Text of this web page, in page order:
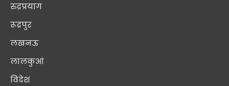
रुद्रप्रयाग
रूद्रपुर
लखनऊ
लालकुआं
विदेश